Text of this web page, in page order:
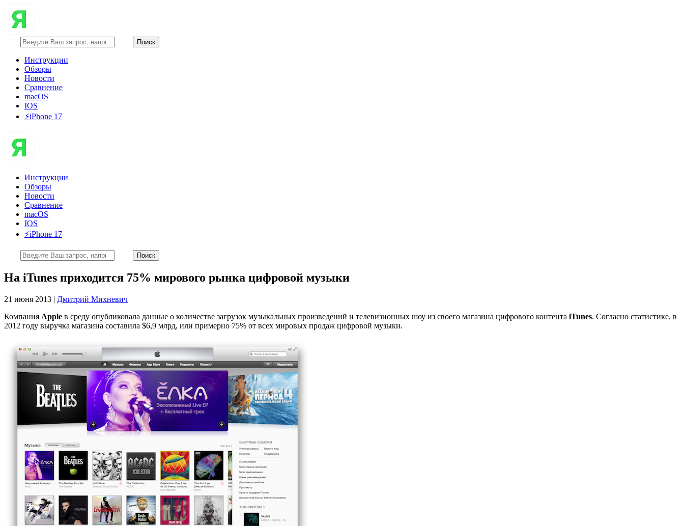
Инструкции
Обзоры
Новости
Сравнение
macOS
IOS
⚡️iPhone 17
Инструкции
Обзоры
Новости
Сравнение
macOS
IOS
⚡️iPhone 17
На iTunes приходится 75% мирового рынка цифровой музыки
21 июня 2013 | Дмитрий Михневич
Компания Apple в среду опубликовала данные о количестве загрузок музыкальных произведений и телевизионных шоу из своего магазина цифрового контента iTunes. Согласно статистике, в
2012 году выручка магазина составила $6,9 млрд, или примерно 75% от всех мировых продаж цифровой музыки.